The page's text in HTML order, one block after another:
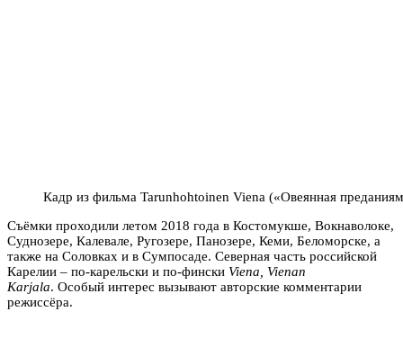
Кадр из фильма Tarunhohtoinen Viena («Овеянная
Съёмки проходили летом 2018 года в Костомукше, Вокнаволоке,
Суднозере, Калевале, Ругозере, Панозере, Кеми, Беломорске, а
также на Соловках и в Сумпосаде. Северная часть российской
Карелии – по-карельски и по-фински Viena, Vienan
Karjala. Особый интерес вызывают авторские комментарии
режиссёра.